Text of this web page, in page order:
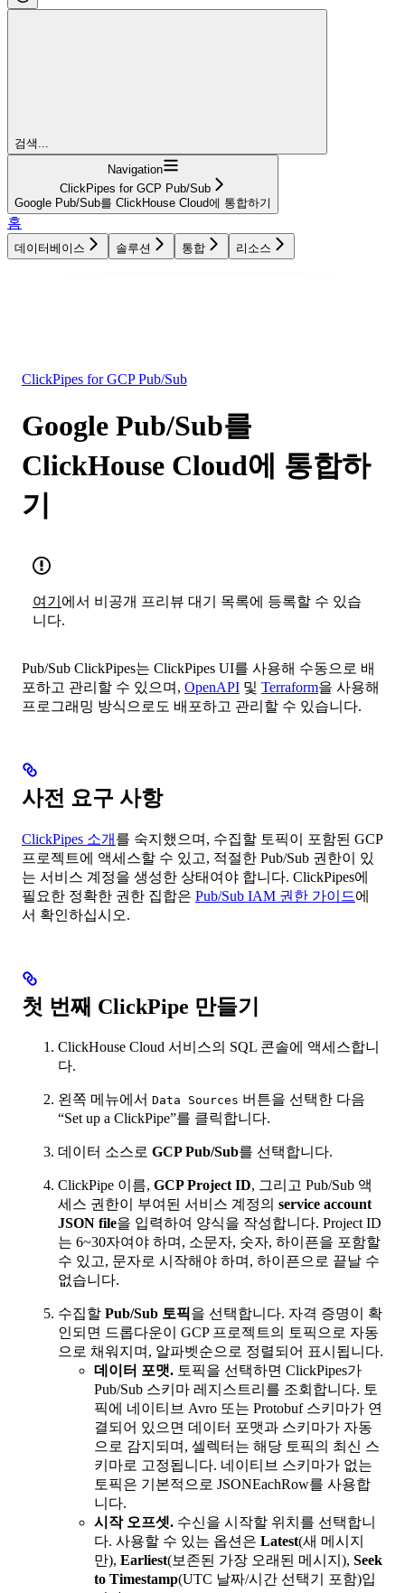
검색...
Navigation
ClickPipes for GCP Pub/Sub
Google Pub/Sub를 ClickHouse Cloud에 통합하기
홈
데이터베이스 솔루션 통합 리소스
ClickPipes for GCP Pub/Sub
Google Pub/Sub를
ClickHouse Cloud에 통합하
기
여기 에서 비공개 프리뷰 대기 목록에 등록할 수 있습
니다.
Pub/Sub ClickPipes는 ClickPipes UI를 사용해 수동으로 배
포하고 관리할 수 있으며, OpenAPI 및 Terraform을 사용해
프로그래밍 방식으로도 배포하고 관리할 수 있습니다.
사전 요구 사항
ClickPipes 소개 를 숙지했으며, 수집할 토픽이 포함된 GCP
프로젝트에 액세스할 수 있고, 적절한 Pub/Sub 권한이 있
는 서비스 계정을 생성한 상태여야 합니다. ClickPipes에
필요한 정확한 권한 집합은 Pub/Sub IAM 권한 가이드에
서 확인하십시오.
첫 번째 ClickPipe 만들기
ClickHouse Cloud 서비스의 SQL 콘솔에 액세스합니
다.
왼쪽 메뉴에서 Data Sources 버튼을 선택한 다음
“Set up a ClickPipe”를 클릭합니다.
데이터 소스로 GCP Pub/Sub를 선택합니다.
ClickPipe 이름, GCP Project ID, 그리고 Pub/Sub 액
세스 권한이 부여된 서비스 계정의 service account
JSON file을 입력하여 양식을 작성합니다. Project ID
는 6~30자여야 하며, 소문자, 숫자, 하이픈을 포함할
수 있고, 문자로 시작해야 하며, 하이픈으로 끝날 수
없습니다.
수집할 Pub/Sub 토픽을 선택합니다. 자격 증명이 확
인되면 드롭다운이 GCP 프로젝트의 토픽으로 자동
으로 채워지며, 알파벳순으로 정렬되어 표시됩니다.
데이터 포맷. 토픽을 선택하면 ClickPipes가
Pub/Sub 스키마 레지스트리를 조회합니다. 토
픽에 네이티브 Avro 또는 Protobuf 스키마가 연
결되어 있으면 데이터 포맷과 스키마가 자동
으로 감지되며, 셀렉터는 해당 토픽의 최신 스
키마로 고정됩니다. 네이티브 스키마가 없는
토픽은 기본적으로 JSONEachRow를 사용합
니다.
시작 오프셋. 수신을 시작할 위치를 선택합니
다. 사용할 수 있는 옵션은 Latest(새 메시지
만), Earliest(보존된 가장 오래된 메시지), Seek
to Timestamp(UTC 날짜/시간 선택기 포함)입